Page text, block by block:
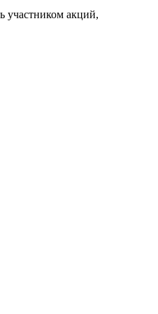
участником акций,